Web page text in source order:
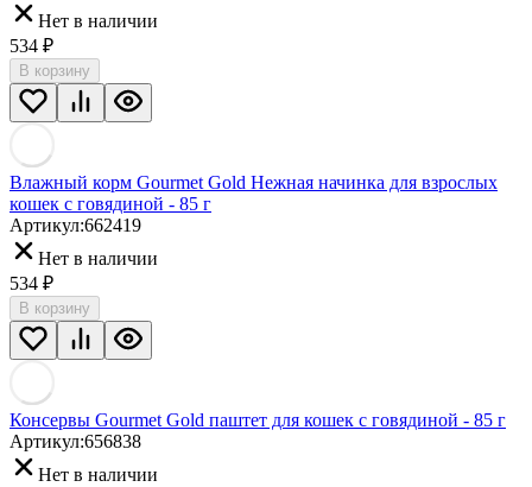
Нет в наличии
534 ₽
В корзину
Влажный корм Gourmet Gold Нежная начинка для взрослых
кошек с говядиной - 85 г
Артикул:662419
Нет в наличии
534 ₽
В корзину
Консервы Gourmet Gold паштет для кошек с говядиной - 85 г
Артикул:656838
Нет в наличии